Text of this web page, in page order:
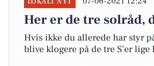
Her er de tre solråd,
Hvis ikke du allerede har styr
blive klogere på de tre S’er lige